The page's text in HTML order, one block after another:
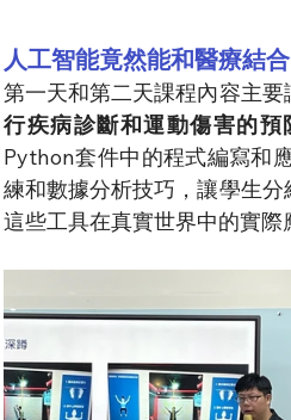
人工智能竟然能和醫療結
第一天和第二天課程內容主要
行疾病診斷和運動傷害的預
Python套件中的程式編寫和
練和數據分析技巧，讓學生
這些工具在真實世界中的實際